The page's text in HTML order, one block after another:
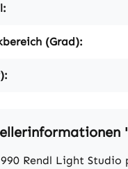
(Grad):
Rendl Light